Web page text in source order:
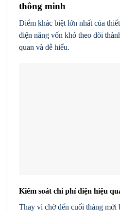
thông minh
Điểm khác biệt lớn nhất của
điện năng vốn khó theo dõi
quan và dễ hiểu.
Kiểm soát chi phí điện hiệu
Thay vì chờ đến cuối tháng mới